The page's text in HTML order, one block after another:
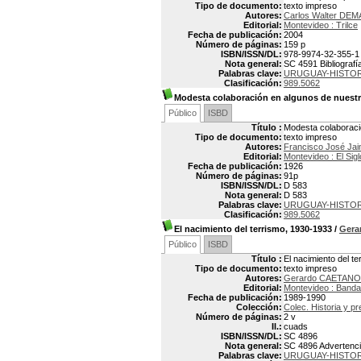
Tipo de documento: texto impreso
Autores: Carlos Walter
Editorial: Montevideo : Trilce
Fecha de publicación: 2004
Número de páginas: 159 p
ISBN/ISSN/DL: 978-9974-32-355-1
Nota general: SC 4591
Palabras clave: URUGUAY-
Clasificación: 989.5062
Modesta colaboración en algunos de
Público
ISBD
Título : Modesta
Tipo de documento: texto impreso
Autores: Francisco José
Editorial: Montevideo : El
Fecha de publicación: 1926
Número de páginas: 91p
ISBN/ISSN/DL: D 583
Nota general: D 583
Palabras clave: URUGUAY-
Clasificación: 989.5062
El nacimiento del terrismo, 1930-1933 /
Público
ISBD
Título : El nacimiento del
Tipo de documento: texto impreso
Autores: Gerardo
Editorial: Montevideo :
Fecha de publicación: 1989-1990
Colección: Colec. Historia y
Número de páginas: 2 v
Il.: cuads
ISBN/ISSN/DL: SC 4896
Nota general: SC 4896
Palabras clave: URUGUAY-